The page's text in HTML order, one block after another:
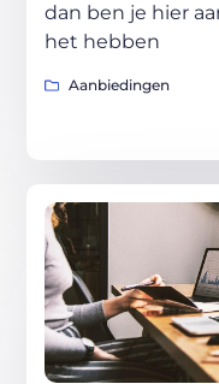
dan ben je hier
het hebben
Aanbiedingen